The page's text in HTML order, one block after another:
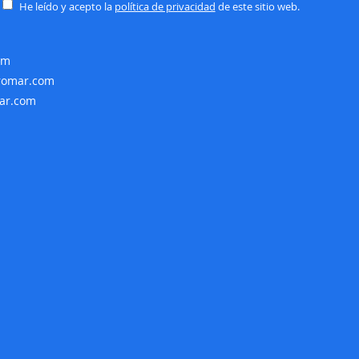
de He leído y acepto la política de privacidad de este sitio web.